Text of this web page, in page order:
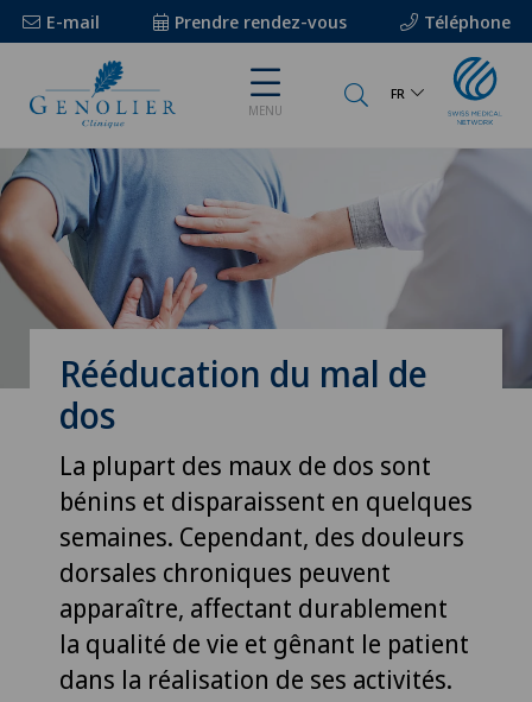
E-mail Prendre rendez-vous Téléphone
MENU
FR
Rééducation du mal de
dos
La plupart des maux de dos sont
bénins et disparaissent en quelques
semaines. Cependant, des douleurs
dorsales chroniques peuvent
apparaître, affectant durablement
la qualité de vie et gênant le patient
dans la réalisation de ses activités.